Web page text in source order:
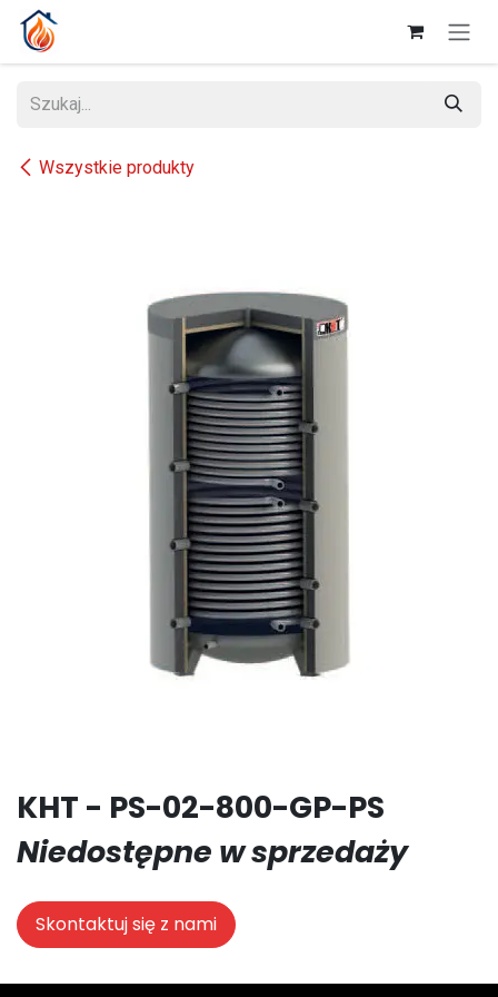
Przejdź do zawartości
Wszystkie produkty
KHT - PS-02-800-GP-PS
Niedostępne w sprzedaży
Skontaktuj się z nami